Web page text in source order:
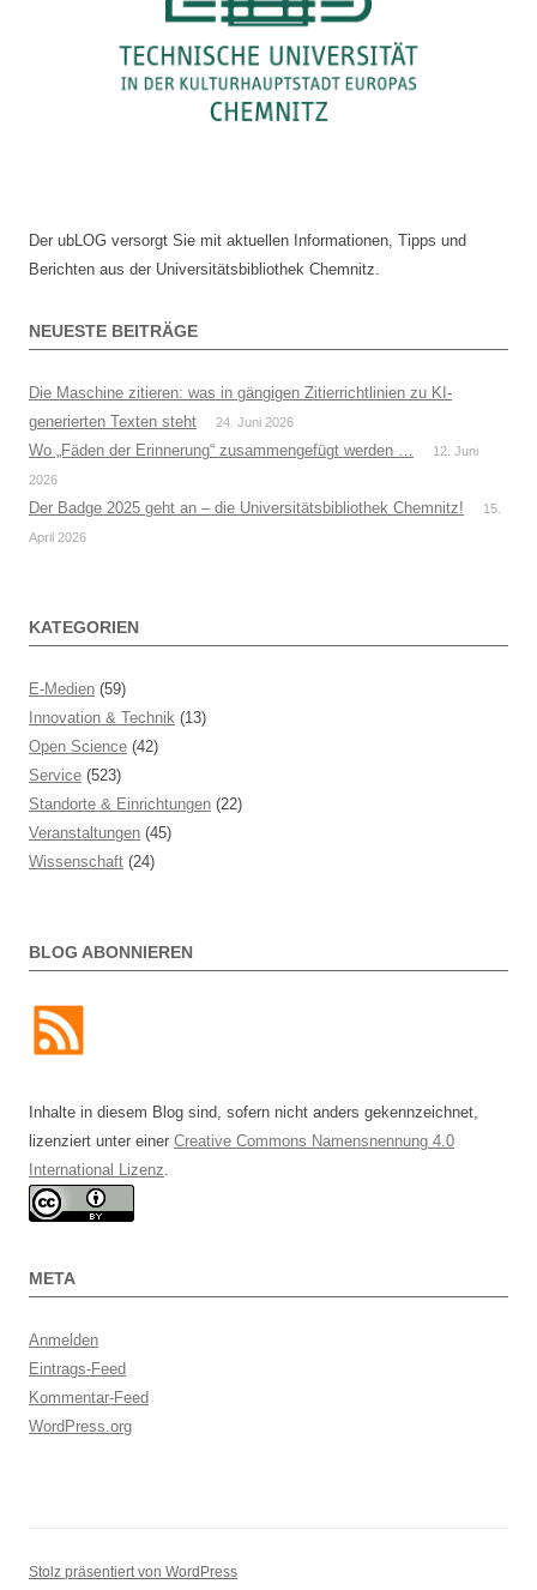
Der ubLOG versorgt Sie mit aktuellen Informationen, Tipps und
Berichten aus der Universitätsbibliothek Chemnitz.
NEUESTE BEITRÄGE
Die Maschine zitieren: was in gängigen Zitierrichtlinien zu KI-
generierten Texten steht
24. Juni 2026
Wo „Fäden der Erinnerung“ zusammengefügt werden …
12. Juni
2026
Der Badge 2025 geht an – die Universitätsbibliothek Chemnitz!
15.
April 2026
KATEGORIEN
E-Medien (59)
Innovation & Technik (13)
Open Science (42)
Service (523)
Standorte & Einrichtungen (22)
Veranstaltungen (45)
Wissenschaft (24)
BLOG ABONNIEREN
Inhalte in diesem Blog sind, sofern nicht anders gekennzeichnet,
lizenziert unter einer Creative Commons Namensnennung 4.0
International Lizenz.
META
Anmelden
Eintrags-Feed
Kommentar-Feed
WordPress.org
Stolz präsentiert von WordPress